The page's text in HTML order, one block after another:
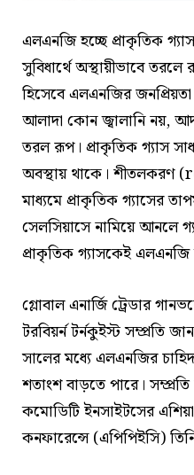
এলএনজি হচ্ছে প্রাকৃতিক
সুবিধার্থে অস্থায়ীভাবে তরলে
হিসেবে এলএনজির
আলাদা কোন জ্বালানি নয়,
তরল রূপ। প্রাকৃতিক গ্যাস
অবস্থায় থাকে। শীতলকরণ
মাধ্যমে প্রাকৃতিক গ্যাসের
সেলসিয়াসে নামিয়ে আনলে
প্রাকৃতিক গ্যাসকেই এলএনজি
গ্লোবাল এনার্জি ট্রেডার
টরবিয়র্ন টর্নকুইস্ট সম্প্রতি
সালের মধ্যে এলএনজির
শতাংশ বাড়তে পারে।
কমোডিটি ইনসাইটসের
কনফারেন্সে (এপিপিইসি)